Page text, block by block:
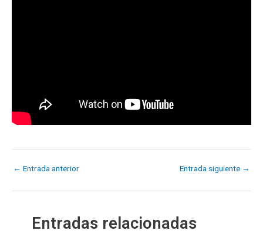
← Entrada anterior Entrada siguiente →
Entradas relacionadas